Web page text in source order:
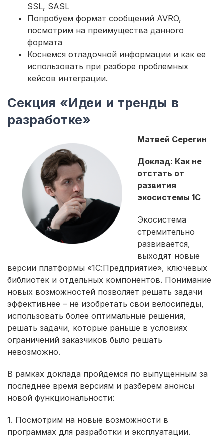
SSL, SASL
Попробуем формат сообщений AVRO,
посмотрим на преимущества данного
формата
Коснемся отладочной информации и как ее
использовать при разборе проблемных
кейсов интеграции.
Секция «Идеи и тренды в
разработке»
Матвей Серегин
Доклад: Как не
отстать от
развития
экосистемы 1С
Экосистема
стремительно
развивается,
выходят новые
версии платформы «1С:Предприятие», ключевых
библиотек и отдельных компонентов. Понимание
новых возможностей позволяет решать задачи
эффективнее – не изобретать свои велосипеды,
использовать более оптимальные решения,
решать задачи, которые раньше в условиях
ограничений заказчиков было решать
невозможно.
В рамках доклада пройдемся по выпущенным за
последнее время версиям и разберем анонсы
новой функциональности:
1. Посмотрим на новые возможности в
программах для разработки и эксплуатации.